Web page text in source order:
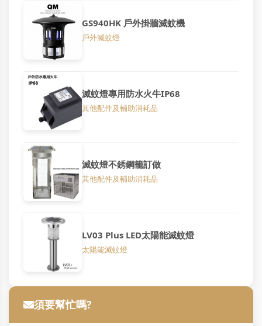
GS940HK 戶外掛牆滅蚊機
戶外滅蚊燈
滅蚊燈專用防水火牛IP68
其他配件及輔助消耗品
滅蚊燈不銹鋼籠訂做
其他配件及輔助消耗品
LV03 Plus LED太陽能滅蚊燈
太陽能滅蚊燈
須要幫忙嗎?